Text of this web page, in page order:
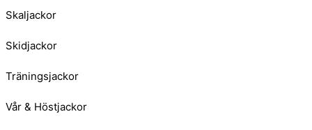
Skaljackor
Skidjackor
Träningsjackor
Vår & Höstjackor